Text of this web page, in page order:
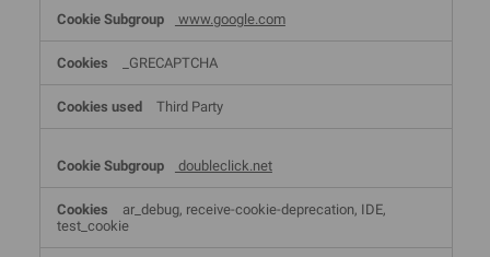
www.google.com
_GRECAPTCHA
Third Party
doubleclick.net
ar_debug, receive-cookie-deprecation, IDE,
test_cookie